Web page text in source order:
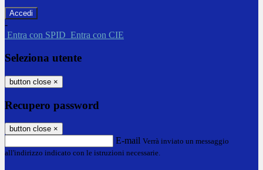
-
Entra con SPID Entra con CIE
Seleziona utente
button close ×
Recupero password
button close ×
E-mail Verrà inviato un messaggio
all'indirizzo indicato con le istruzioni necessarie.